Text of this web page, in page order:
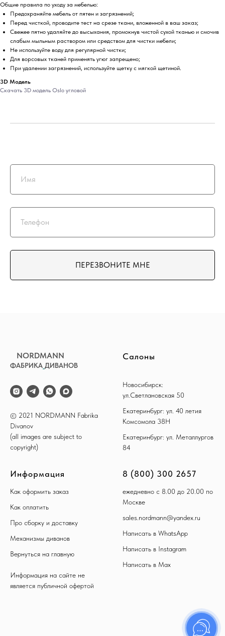
Общие правила по уходу за мебелью:
Предохраняйте мебель от пятен и загрязнений;
Перед чисткой, проводите тест на срезе ткани, вложенной в ваш заказ;
Свежее пятно удаляйте до высыхания, промокнув чистой сухой тканью и смочив
слабым мыльным раствором или средством для чистки мебели;
Не используйте воду для регулярной чистки;
Для ворсовых тканей применять угюг запрещено;
При удалении загрязнений, используйте щетку с мягкой щетиной.
3D Модель
Скачать 3D модель Oslo угловой
ПЕРЕЗВОНИТЕ МНЕ
NORDMANN
ФАБРИКА ДИВАНОВ
© 2021 NORDMANN Fabrika
Divanov
(all images are subject to
copyright)
Салоны
Новосибирск:
ул.Светлановская 50
Екатеринбург: ул. 40 летия
Комсомола 38Н
Екатеринбург: ул. Металлургов
84
Информация
Как оформить заказ
Как оплатить
Про сборку и доставку
Механизмы диванов
Вернуться на главную
Информация на сайте не
является публичной офертой
8 (800) 300 2657
ежедневно с 8.00 до 20.00 по
Москве
sales.nordmann@yandex.ru
Написать в WhatsApp
Написать в Instagram
Написать в Max